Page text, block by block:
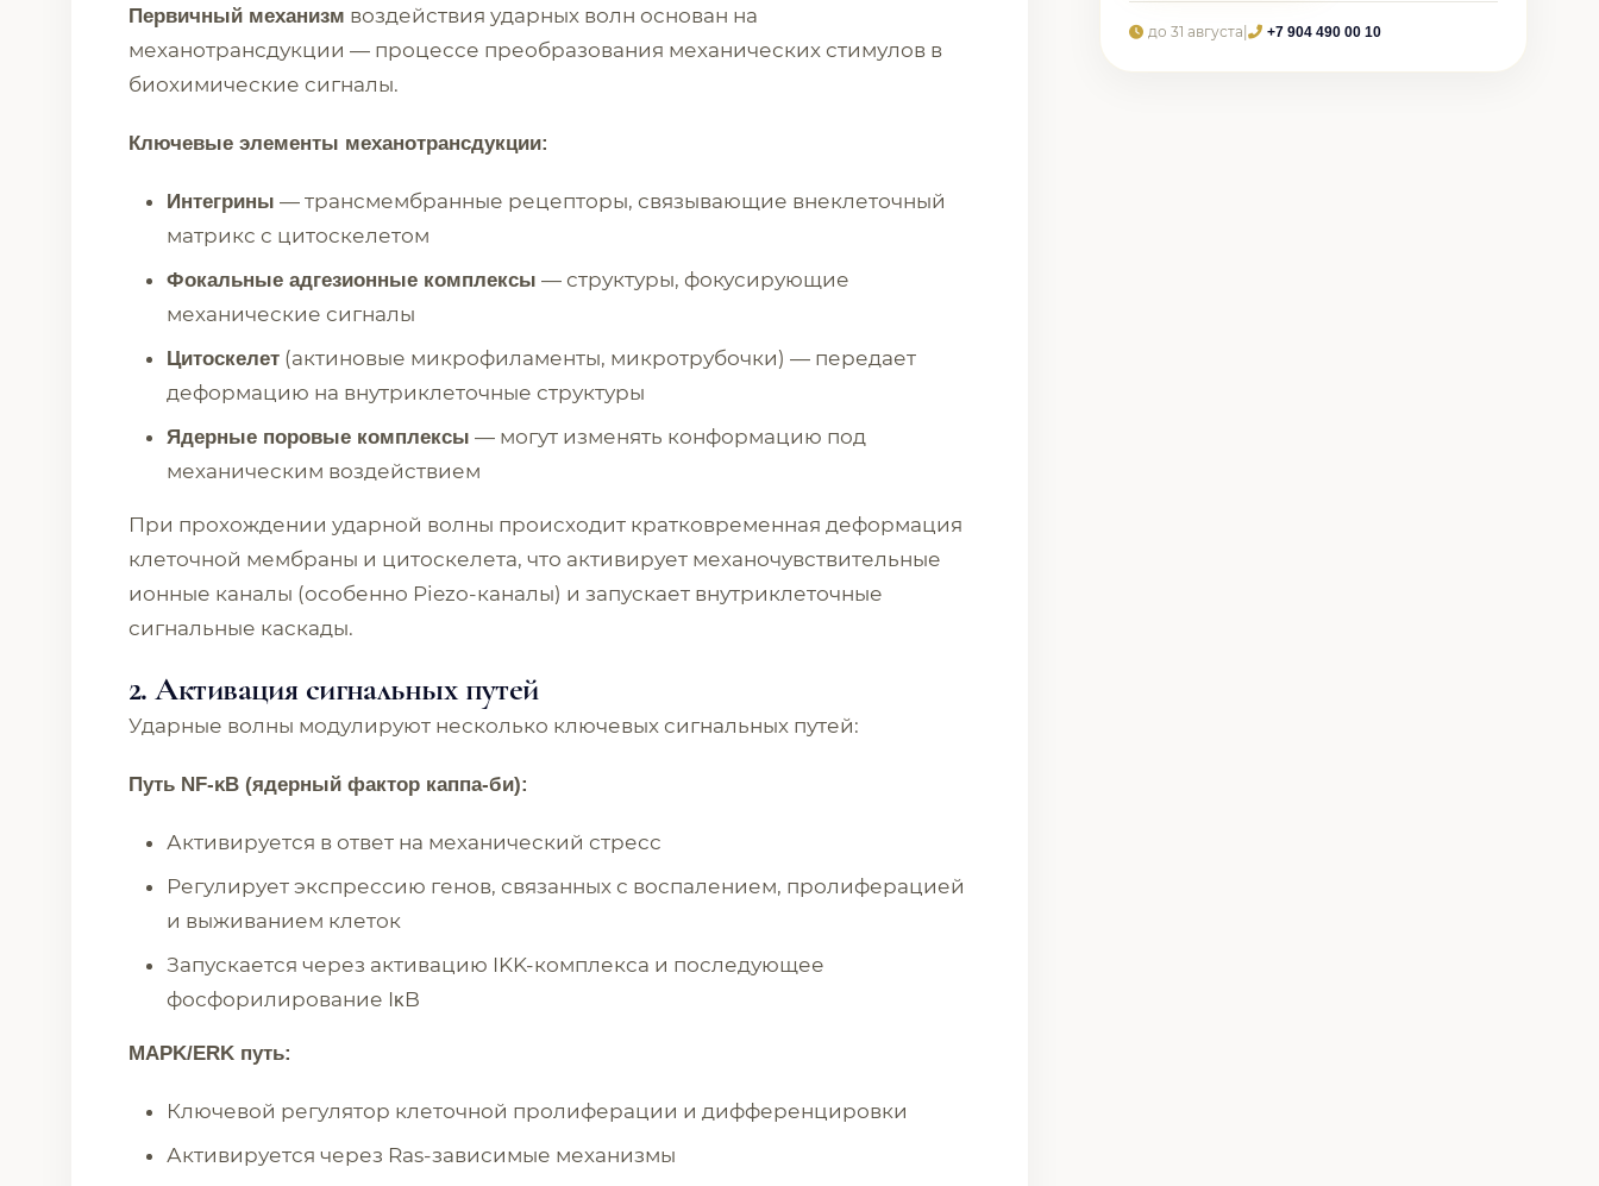
Первичный механизм воздействия ударных волн основан на
механотрансдукции — процессе преобразования механических стимулов в
биохимические сигналы.
Ключевые элементы механотрансдукции:
Интегрины — трансмембранные рецепторы, связывающие внеклеточный
матрикс с цитоскелетом
Фокальные адгезионные комплексы — структуры, фокусирующие
механические сигналы
Цитоскелет (актиновые микрофиламенты, микротрубочки) — передает
деформацию на внутриклеточные структуры
Ядерные поровые комплексы — могут изменять конформацию под
механическим воздействием
При прохождении ударной волны происходит кратковременная деформация
клеточной мембраны и цитоскелета, что активирует механочувствительные
ионные каналы (особенно Piezo-каналы) и запускает внутриклеточные
сигнальные каскады.
2. Активация сигнальных путей
Ударные волны модулируют несколько ключевых сигнальных путей:
Путь NF-κB (ядерный фактор каппа-би):
Активируется в ответ на механический стресс
Регулирует экспрессию генов, связанных с воспалением, пролиферацией
и выживанием клеток
Запускается через активацию IKK-комплекса и последующее
фосфорилирование IκB
MAPK/ERK путь:
Ключевой регулятор клеточной пролиферации и дифференцировки
Активируется через Ras-зависимые механизмы
до 31 августа +7 904 490 00 10